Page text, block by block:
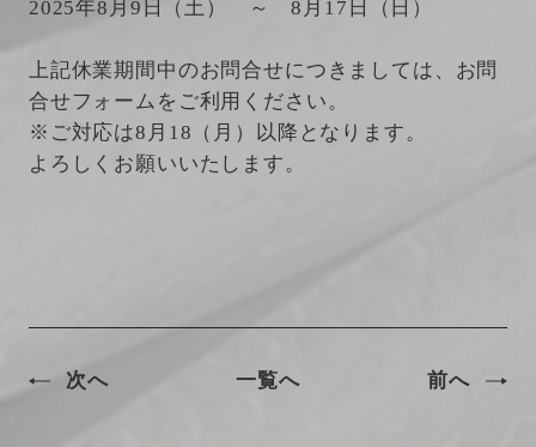
2025年8月9日（土） ～ 8月17日（日）
上記休業期間中のお問合せにつきましては、お問
合せフォームをご利用ください。
※ご対応は8月18（月）以降となります。
よろしくお願いいたします。
前へ
一覧へ
次へ